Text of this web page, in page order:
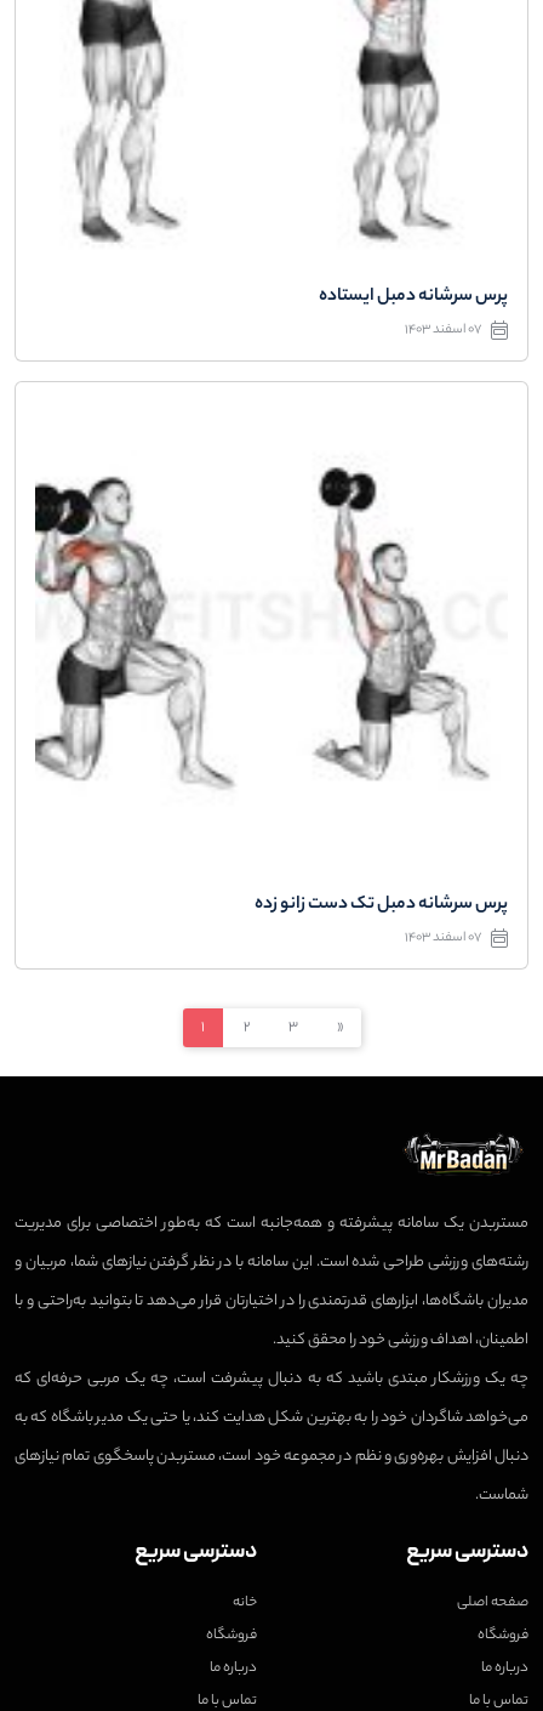
پرس سرشانه دمبل ایستاده
07 اسفند 1403
پرس سرشانه دمبل تک دست زانو زده
07 اسفند 1403
1 2 3 »
مستربدن یک سامانه پیشرفته و همه‌جانبه است که به‌طور اختصاصی برای مدیریت
رشته‌های ورزشی طراحی شده است. این سامانه با در نظر گرفتن نیازهای شما، مربیان و
مدیران باشگاه‌ها، ابزارهای قدرتمندی را در اختیارتان قرار می‌دهد تا بتوانید به‌راحتی و با
اطمینان، اهداف ورزشی خود را محقق کنید.
چه یک ورزشکار مبتدی باشید که به دنبال پیشرفت است، چه یک مربی حرفه‌ای که
می‌خواهد شاگردان خود را به بهترین شکل هدایت کند، یا حتی یک مدیر باشگاه که به
دنبال افزایش بهره‌وری و نظم در مجموعه خود است، مستربدن پاسخگوی تمام نیازهای
شماست.
دسترسی سریع
صفحه اصلی
فروشگاه
درباره ما
تماس با ما
دسترسی سریع
خانه
فروشگاه
درباره ما
تماس با ما